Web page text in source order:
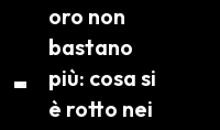
oro non
bastano
più: cosa si
è rotto nei